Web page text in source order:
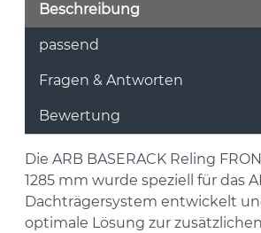
Beschreibung
passend
Fragen & Antworten
Bewertung
Die ARB BASERACK Reling
1285 mm wurde speziell für das
Dachträgersystem entwickelt
optimale Lösung zur